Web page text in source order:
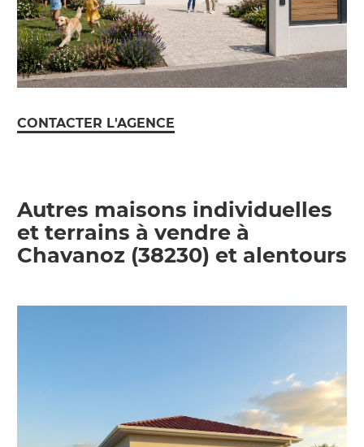
CONTACTER L'AGENCE
Autres maisons individuelles
et terrains à vendre à
Chavanoz (38230) et alentours